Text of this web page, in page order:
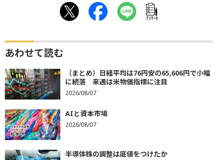
ｱﾝｹｰﾄ
あわせて読む
（まとめ）日経平均は76円安の65,606円で小幅
に続落 来週は米物価指標に注目
2026/08/07
AIと資本市場
2026/08/07
半導体株の調整は底値をつけたか